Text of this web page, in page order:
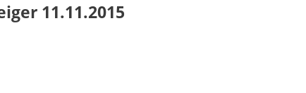
11.11.2015